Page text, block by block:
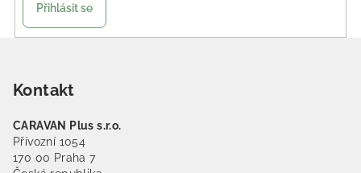
Přihlásit se
Kontakt
CARAVAN Plus s.r.o.
Přívozní 1054
170 00 Praha 7